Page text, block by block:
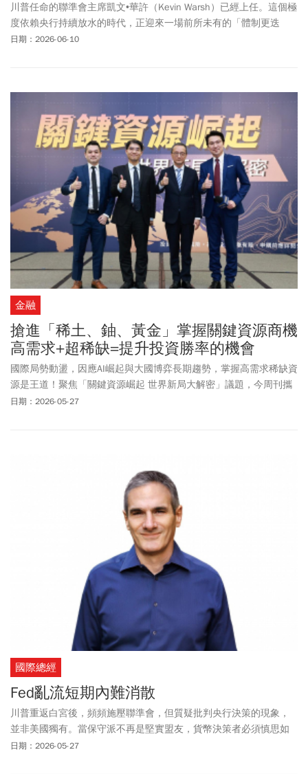
川普任命的聯準會主席凱文•華許（Kevin Warsh）已經上任。這個極
度依賴央行持續放水的時代，正迎來一場前所未有的「體制更迭
（Regime Change）」。華許被認為是一位堅定的「硬派貨幣」擁
日期：2026-06-10
金融
搶進「稀土、鈾、黃金」掌握關鍵資源商機
高需求+超稀缺=提升投資勝率的機會
國際局勢動盪，因應AI崛起與大國博弈長期趨勢，掌握高需求稀缺資
源是王道！聚焦「關鍵資源崛起 世界新局大解密」議題，今周刊攜
手野村投信，在五月份於高雄、台中與台北舉辦論壇，五月十九日
日期：2026-05-27
國際總經
Fed亂流短期內難消散
川普重返白宮後，頻頻施壓聯準會，但質疑批判央行決策的現象，
並非美國獨有。當保守派不再是堅實盟友，貨幣決策者必須慎思如
何維護其公信力與獨立性。
日期：2026-05-27